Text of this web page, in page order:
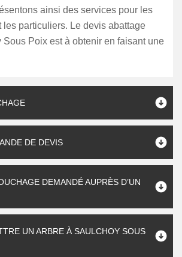
ainsi des services pour les
les particuliers. Le devis abattage
Sous Poix est à obtenir en faisant une
DE DEVIS
DEMANDÉ AUPRÈS D’UN
UN ARBRE À SAULCHOY SOUS